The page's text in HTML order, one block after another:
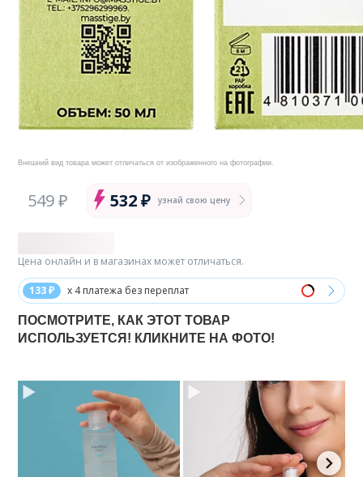
Внешний вид товара может отличаться от изображенного на фотографии.
549 ₽ 532 ₽ узнай свою цену
133 ₽ x 4 платежа без переплат
Цена онлайн и в магазинах может отличаться.
ПОСМОТРИТЕ, КАК ЭТОТ ТОВАР
ИСПОЛЬЗУЕТСЯ! КЛИКНИТЕ НА ФОТО!